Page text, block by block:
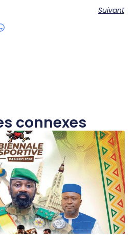
Suivant
connexes